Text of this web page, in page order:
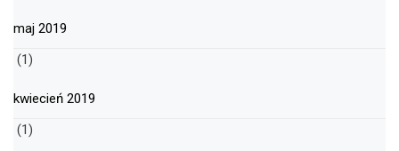
maj 2019
(1)
kwiecień 2019
(1)